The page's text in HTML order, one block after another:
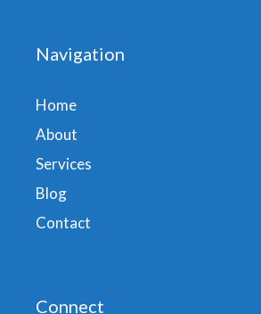
Navigation
Home
About
Services
Blog
Contact
Connect